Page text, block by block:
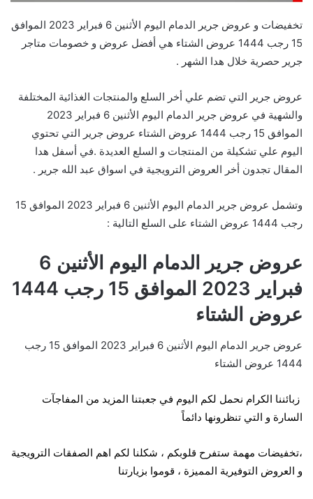
تخفيضات و عروض جرير الدمام اليوم الأثنين 6 فبراير 2023 الموافق
15 رجب 1444 عروض الشتاء هي أفضل عروض و خصومات متاجر
جرير حصرية خلال هدا الشهر .
عروض جرير التي تضم علي أخر السلع والمنتجات الغذائية المختلفة
والشهية في عروض جرير الدمام اليوم الأثنين 6 فبراير 2023
الموافق 15 رجب 1444 عروض الشتاء عروض جرير التي تحتوي
اليوم علي تشكيلة من المنتجات و السلع العديدة .في أسفل هدا
المقال تجدون أخر العروض الترويجية في اسواق عبد الله جرير .
وتشمل عروض جرير الدمام اليوم الأثنين 6 فبراير 2023 الموافق 15
رجب 1444 عروض الشتاء على السلع التالية :
عروض جرير الدمام اليوم الأثنين 6
فبراير 2023 الموافق 15 رجب 1444
عروض الشتاء
عروض جرير الدمام اليوم الأثنين 6 فبراير 2023 الموافق 15 رجب
1444 عروض الشتاء
زبائننا الكرام نحمل لكم اليوم في جعبتنا المزيد من المفاجآت
السارة و التي تنظرونها دائماً
،تخفيضات مهمة ستفرح قلوبكم ، شكلنا لكم اهم الصفقات الترويجية
و العروض التوفيرية المميزة ، قوموا بزيارتنا